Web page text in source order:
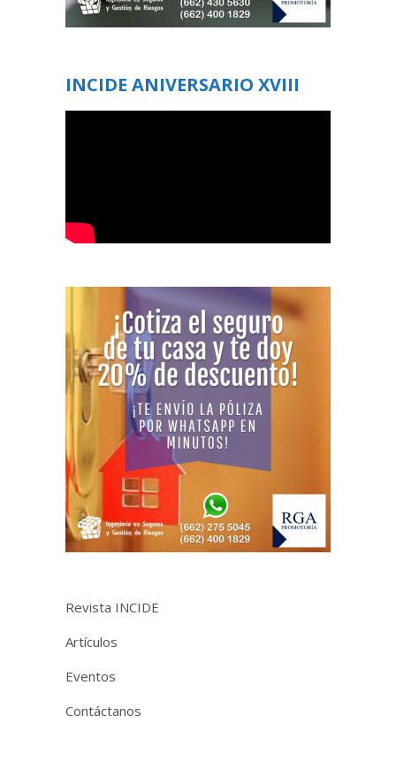
INCIDE ANIVERSARIO XVIII
Revista INCIDE
Artículos
Eventos
Contáctanos